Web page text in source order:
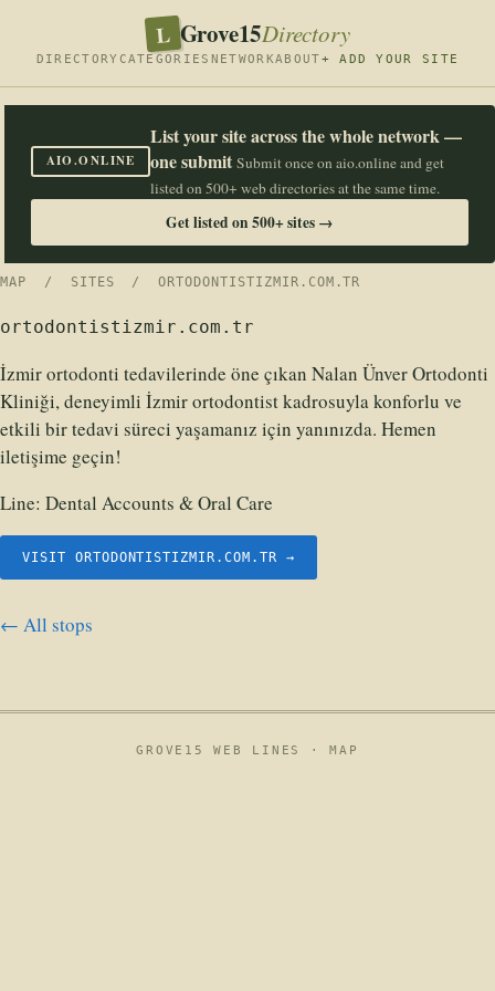
L Grove15Directory
DIRECTORY CATEGORIES NETWORKABOUT+ ADD YOUR SITE
AIO.ONLINE
List your site across the whole network —
one submit Submit once on aio.online and get
listed on 500+ web directories at the same time.
Get listed on 500+ sites →
MAP / SITES / ORTODONTISTIZMIR.COM.TR
ortodontistizmir.com.tr
İzmir ortodonti tedavilerinde öne çıkan Nalan Ünver Ortodonti
Kliniği, deneyimli İzmir ortodontist kadrosuyla konforlu ve
etkili bir tedavi süreci yaşamanız için yanınızda. Hemen
iletişime geçin!
Line: Dental Accounts & Oral Care
VISIT ORTODONTISTIZMIR.COM.TR →
← All stops
GROVE15 WEB LINES ·MAP